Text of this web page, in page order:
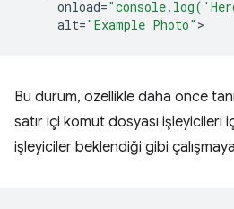
onload=
alt="Example Photo"
Bu durum, özellikle daha önce
satır içi komut dosyası işleyicileri
işleyiciler beklendiği gibi